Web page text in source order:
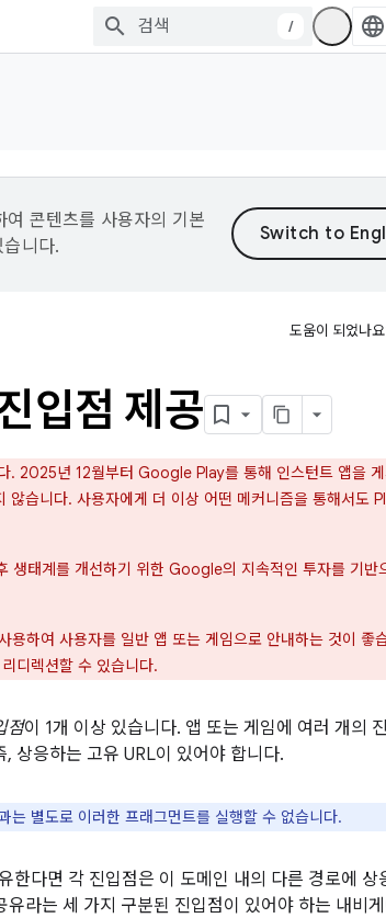
/
콘텐츠를 사용자의 기본
니다.
도움이 되었나
입점 제공
. 2025년 12월부터 Google Play를 통해 인스턴트 앱을
않습니다. 사용자에게 더 이상 어떤 메커니즘을 통해서도
태계를 개선하기 위한 Google의 지속적인 투자를 기반
용하여 사용자를 일반 앱 또는 게임으로 안내하는 것이 좋
디렉션할 수 있습니다.
점이 1개 이상 있습니다. 앱 또는 게임에 여러 개의
, 상응하는 고유 URL이 있어야 합니다.
는 별도로 이러한 프래그먼트를 실행할 수 없습니다.
다면 각 진입점은 이 도메인 내의 다른 경로에 상
라는 세 가지 구분된 진입점이 있어야 하는 내비